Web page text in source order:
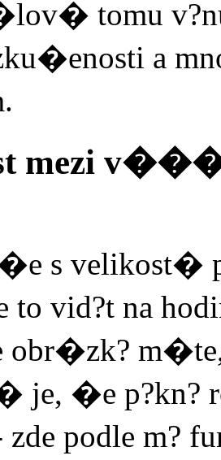
tomu
a
mezi
s velikost�
to vid?t na
je, �e p?kn?
zde podle